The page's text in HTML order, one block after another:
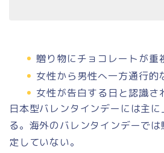
贈り物にチョコレートが重
女性から男性へ一方通行的
女性が告白する日と認識さ
日本型バレンタインデーには主
る。海外のバレンタインデーで
定していない。